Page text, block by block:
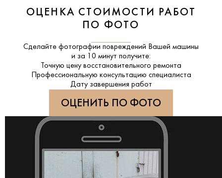
ОЦЕНКА СТОИМОСТИ РАБОТ
ПО ФОТО
Сделайте фотографии повреждений Вашей машины
и за
10 минут получите:
Точную цену восстановительного ремонта
Профессиональную консультацию специалиста
Дату завершения работ
ОЦЕНИТЬ ПО ФОТО